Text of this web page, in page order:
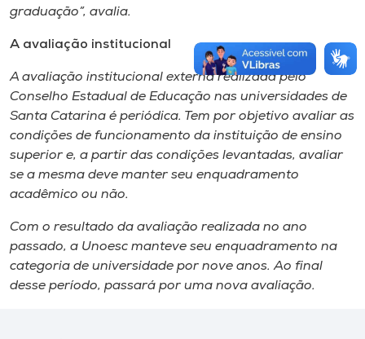
graduação”, avalia.
A avaliação institucional
A avaliação institucional externa realizada pelo
Conselho Estadual de Educação nas universidades de
Santa Catarina é periódica. Tem por objetivo avaliar as
condições de funcionamento da instituição de ensino
superior e, a partir das condições levantadas, avaliar
se a mesma deve manter seu enquadramento
acadêmico ou não.
Com o resultado da avaliação realizada no ano
passado, a Unoesc manteve seu enquadramento na
categoria de universidade por nove anos. Ao final
desse período, passará por uma nova avaliação.